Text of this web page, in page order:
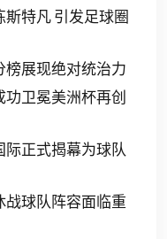
特凡 引发足球圈
榜展现绝对统治力
卫冕美洲杯再创
际正式揭幕为球队
战球队阵容面临重